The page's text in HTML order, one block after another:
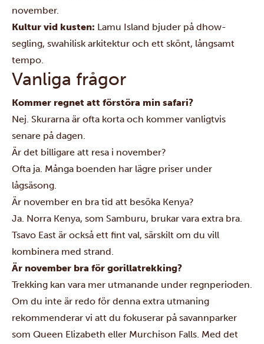
november.
Kultur vid kusten: Lamu Island bjuder på dhow-
segling, swahilisk arkitektur och ett skönt, långsamt
tempo.
Vanliga frågor
Kommer regnet att förstöra min safari?
Nej. Skurarna är ofta korta och kommer vanligtvis
senare på dagen.
Är det billigare att resa i november?
Ofta ja. Många boenden har lägre priser under
lågsäsong.
Är november en bra tid att besöka Kenya?
Ja. Norra Kenya, som Samburu, brukar vara extra bra.
Tsavo East är också ett fint val, särskilt om du vill
kombinera med strand.
Är november bra för gorillatrekking?
Trekking kan vara mer utmanande under regnperioden.
Om du inte är redo för denna extra utmaning
rekommenderar vi att du fokuserar på savannparker
som Queen Elizabeth eller Murchison Falls. Med det